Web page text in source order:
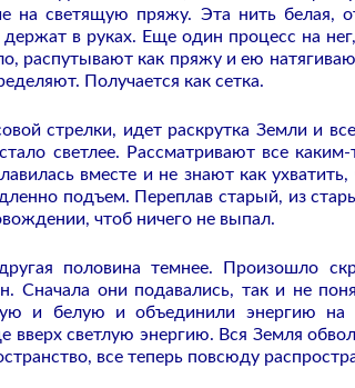
на светящую пряжу. Эта нить белая,
в руках. Еще один процесс на
распутывают как пряжу и ею
Получается как сетка.
стрелки, идет раскрутка Земли и
светлее. Рассматривают все
вместе и не знают как
подъем. Переплав старый, из
чтоб ничего не выпал.
половина темнее. Произошло
Сначала они подавались, так и не
и белую и объединили энергию на
светлую энергию. Вся Земля
все теперь повсюду